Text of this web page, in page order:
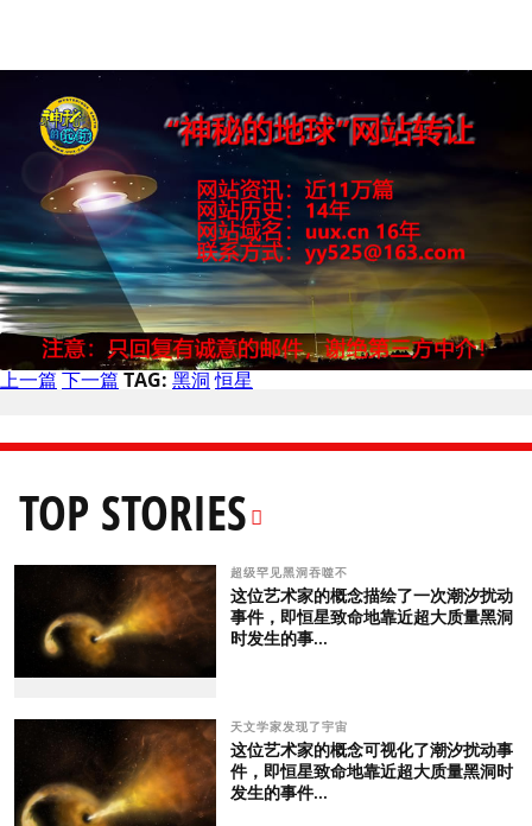
上一篇下一篇TAG:黑洞恒星
TOP STORIES
超级罕见黑洞吞噬不
这位艺术家的概念描绘了一次潮汐扰动
事件，即恒星致命地靠近超大质量黑洞
时发生的事...
天文学家发现了宇宙
这位艺术家的概念可视化了潮汐扰动事
件，即恒星致命地靠近超大质量黑洞时
发生的事件...